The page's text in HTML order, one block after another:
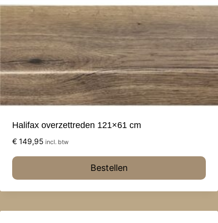
Halifax overzettreden 121×61 cm
€ 149,95 incl. btw
Bestellen